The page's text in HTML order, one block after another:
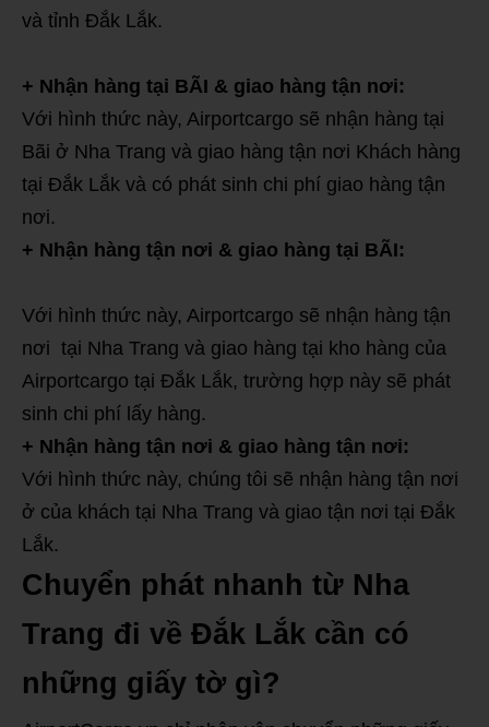
và tỉnh Đắk Lắk.
+ Nhận hàng tại BÃI & giao hàng tận nơi:
Với hình thức này, Airportcargo sẽ nhận hàng tại
Bãi ở Nha Trang và giao hàng tận nơi Khách hàng
tại Đắk Lắk và có phát sinh chi phí giao hàng tận
nơi.
+ Nhận hàng tận nơi & giao hàng tại BÃI:
Với hình thức này, Airportcargo sẽ nhận hàng tận
nơi tại Nha Trang và giao hàng tại kho hàng của
Airportcargo tại Đắk Lắk, trường hợp này sẽ phát
sinh chi phí lấy hàng.
+ Nhận hàng tận nơi & giao hàng tận nơi:
Với hình thức này, chúng tôi sẽ nhận hàng tận nơi
ở của khách tại Nha Trang và giao tận nơi tại Đắk
Lắk.
Chuyển phát nhanh từ Nha
Trang đi về Đắk Lắk cần có
những giấy tờ gì?